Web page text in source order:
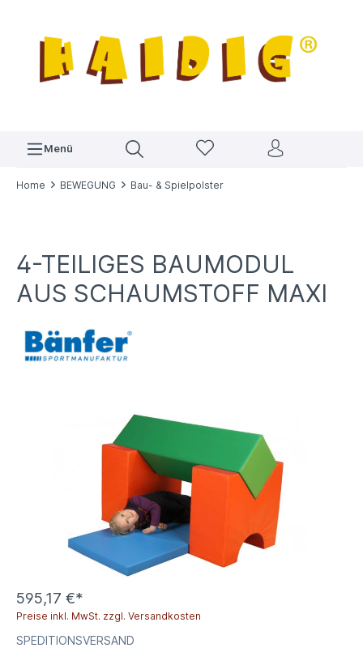
Menü
Home BEWEGUNG Bau- & Spielpolster
4-TEILIGES BAUMODUL
AUS SCHAUMSTOFF MAXI
595,17 €*
Preise inkl. MwSt. zzgl. Versandkosten
SPEDITIONSVERSAND